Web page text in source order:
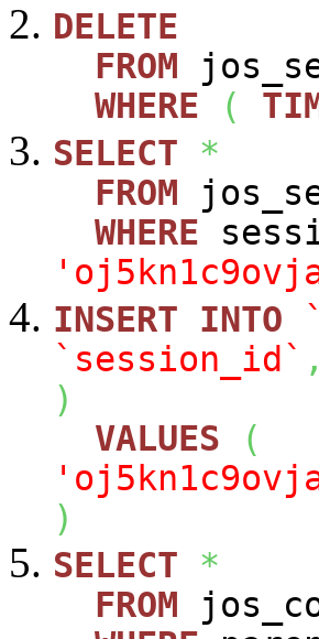
DELETE
FROM
WHERE
(
SELECT
*
FROM
WHERE
INSERT
INTO
`session_id` ,
)
VALUES
(
)
SELECT
*
FROM